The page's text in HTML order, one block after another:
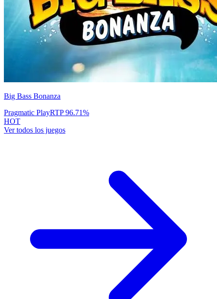
Big Bass Bonanza
Pragmatic PlayRTP96.71%
HOT
Ver todos los juegos